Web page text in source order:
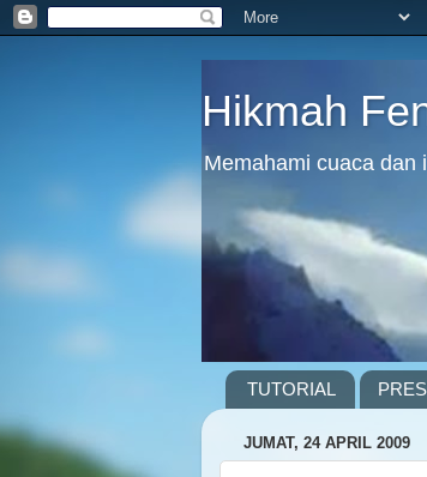
Hikmah
Memahami cuaca dan
TUTORIAL
JUMAT, 24 APRIL 2009